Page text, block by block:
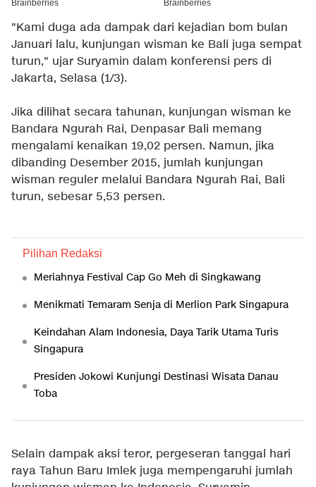
"Kami duga ada dampak dari kejadian bom bulan
Januari lalu, kunjungan wisman ke Bali juga sempat
turun," ujar Suryamin dalam konferensi pers di
Jakarta, Selasa (1/3).
Jika dilihat secara tahunan, kunjungan wisman ke
Bandara Ngurah Rai, Denpasar Bali memang
mengalami kenaikan 19,02 persen. Namun, jika
dibanding Desember 2015, jumlah kunjungan
wisman reguler melalui Bandara Ngurah Rai, Bali
turun, sebesar 5,53 persen.
Pilihan Redaksi
Meriahnya Festival Cap Go Meh di Singkawang
Menikmati Temaram Senja di Merlion Park Singapura
Keindahan Alam Indonesia, Daya Tarik Utama Turis
Singapura
Presiden Jokowi Kunjungi Destinasi Wisata Danau
Toba
Selain dampak aksi teror, pergeseran tanggal hari
raya Tahun Baru Imlek juga mempengaruhi jumlah